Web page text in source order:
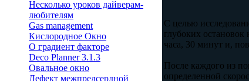
Несколько уроков дайверам-
любителям
Gas management
Кислородное Окно
O градиент факторе
Deco Planner 3.1.3
Овальное окно
Дефект межпредсердной
С целью
глубоких
часа, 30 минут и,
После каждого из
определенной